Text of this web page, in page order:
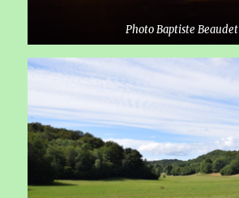
Photo Baptiste Beaudet